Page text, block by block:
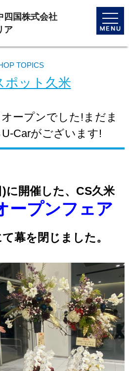
toggle
四国株式会社
ア
TOPICS
ポット久米
ープンでした!まだま
Carがございます!
開催した、 CS久米
ープンフェア
幕を閉じました。